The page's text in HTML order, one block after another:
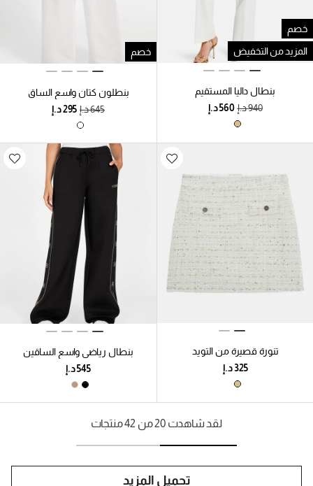
خصم
المزيد من التخفيض
بنطال داليا المستقيم
⁦940⁩ د.إ
⁦560⁩ د.إ
خصم
بنطلون كتان واسع الساق
تنورة قصيرة من التويد
⁦325⁩ د.إ
بنطال رياضي واسع الساقين
لقد شاهدت 20 من 42 منتجات
تحميل المزيد